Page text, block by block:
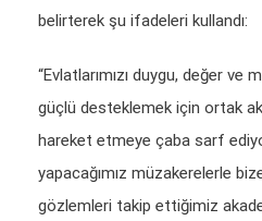
belirterek şu ifadeleri kullandı:
“Evlatlarımızı duygu, değer ve
güçlü desteklemek için ortak
hareket etmeye çaba sarf
yapacağımız müzakerelerle
gözlemleri takip ettiğimiz